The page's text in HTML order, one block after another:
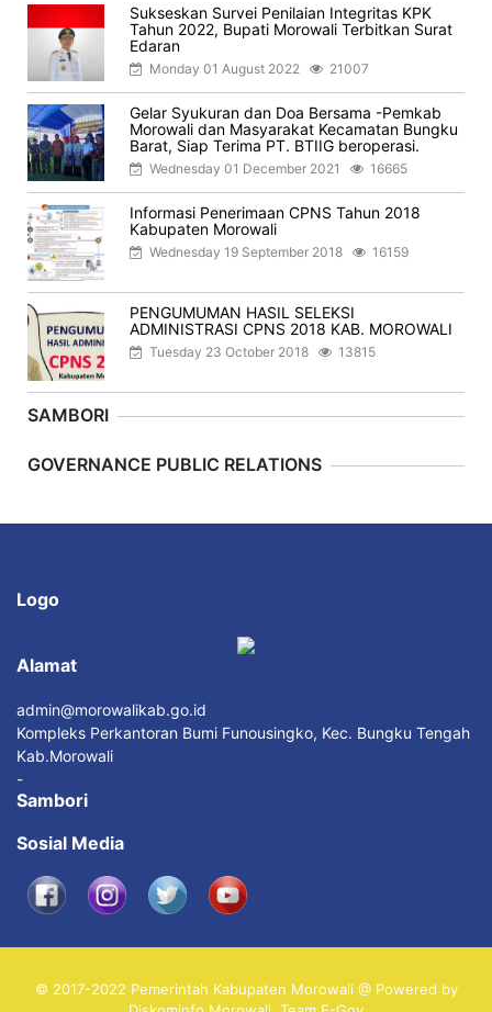
Sukseskan Survei Penilaian Integritas KPK
Tahun 2022, Bupati Morowali Terbitkan Surat
Edaran
Monday 01 August 2022 21007
Gelar Syukuran dan Doa Bersama -Pemkab
Morowali dan Masyarakat Kecamatan Bungku
Barat, Siap Terima PT. BTIIG beroperasi.
Wednesday 01 December 2021 16665
Informasi Penerimaan CPNS Tahun 2018
Kabupaten Morowali
Wednesday 19 September 2018 16159
PENGUMUMAN HASIL SELEKSI
ADMINISTRASI CPNS 2018 KAB. MOROWALI
Tuesday 23 October 2018 13815
SAMBORI
Previous
GOVERNANCE PUBLIC RELATIONS
Logo
Alamat
admin@morowalikab.go.id
Kompleks Perkantoran Bumi Funousingko, Kec. Bungku Tengah
Kab.Morowali
-
Sambori
Sosial Media
© 2017-2022 Pemerintah Kabupaten Morowali @ Powered by